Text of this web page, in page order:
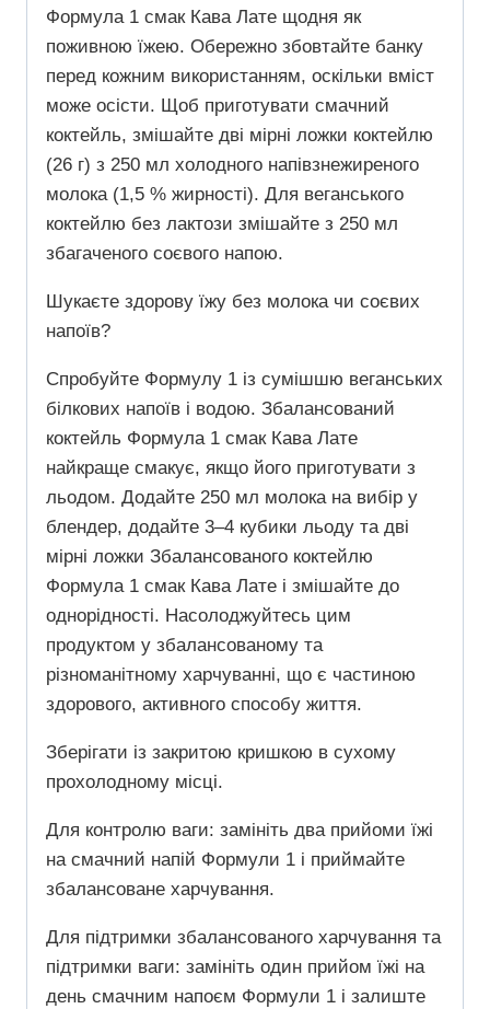
Формула 1 смак Кава Лате щодня як
поживною їжею. Обережно збовтайте банку
перед кожним використанням, оскільки вміст
може осісти. Щоб приготувати смачний
коктейль, змішайте дві мірні ложки коктейлю
(26 г) з 250 мл холодного напівзнежиреного
молока (1,5 % жирності). Для веганського
коктейлю без лактози змішайте з 250 мл
збагаченого соєвого напою.
Шукаєте здорову їжу без молока чи соєвих
напоїв?
Спробуйте Формулу 1 із сумішшю веганських
білкових напоїв і водою. Збалансований
коктейль Формула 1 смак Кава Лате
найкраще смакує, якщо його приготувати з
льодом. Додайте 250 мл молока на вибір у
блендер, додайте 3–4 кубики льоду та дві
мірні ложки Збалансованого коктейлю
Формула 1 смак Кава Лате і змішайте до
однорідності. Насолоджуйтесь цим
продуктом у збалансованому та
різноманітному харчуванні, що є частиною
здорового, активного способу життя.
Зберігати із закритою кришкою в сухому
прохолодному місці.
​Для контролю ваги: ​​замініть два прийоми їжі
на смачний напій Формули 1 і приймайте
збалансоване харчування.
​Для підтримки збалансованого харчування та
підтримки ваги: ​​замініть один прийом їжі на
день смачним напоєм Формули 1 і залиште